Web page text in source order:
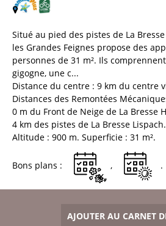
Plan / Carte
Situé au pied des pistes de La
les Grandes Feignes propose des
personnes de 31 m². Ils
gigogne, une c...
Distance du centre : 9 km du centre
Distances des Remontées
0 m du Front de Neige de La Bresse
4 km des pistes de La Bresse Lispach
Altitude : 900 m Superficie : 31 m²
Bons plans :
AJOUTER AU CARNET